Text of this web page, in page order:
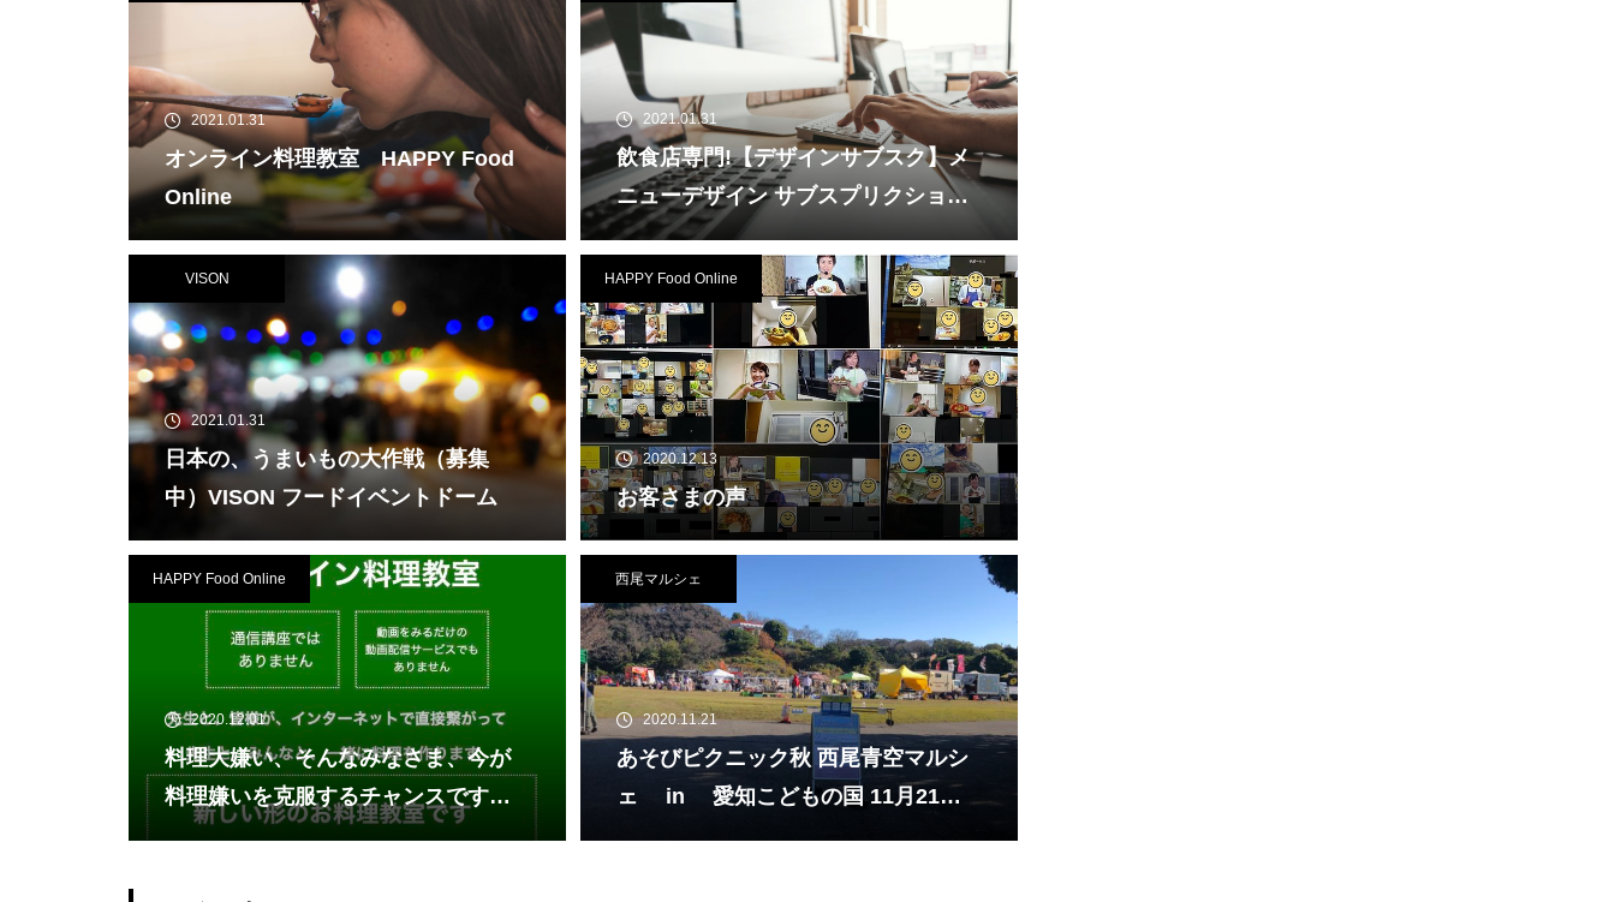
2021.01.31
オンライン料理教室 HAPPY Food
Online
2021.01.31
飲食店専門!【デザインサブスク】メ
ニューデザイン サブスプリクショ
ン 飲食店様向けのメニューデザイ
ン定額サービスです
VISON
2021.01.31
日本の、うまいもの大作戦（募集
中）VISON フードイベントドーム
HAPPY Food Online
2020.12.13
お客さまの声
HAPPY Food Online
2020.12.01
料理大嫌い、そんなみなさま、今が
料理嫌いを克服するチャンスです。
オンライン料理教室で
西尾マルシェ
2020.11.21
あそびピクニック秋 西尾青空マルシ
ェ in 愛知こどもの国 11月21日
（土）・22日（日）・23日（月・